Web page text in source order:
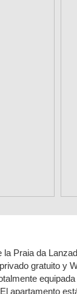
Praia da
gratuito y
equipada
apartamento